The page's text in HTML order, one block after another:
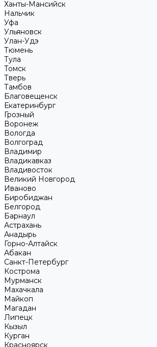
Ханты-Мансийск
Нальчик
Уфа
Ульяновск
Улан-Удэ
Тюмень
Тула
Томск
Тверь
Тамбов
Благовещенск
Екатеринбург
Грозный
Воронеж
Вологда
Волгоград
Владимир
Владикавказ
Владивосток
Великий Новгород
Иваново
Биробиджан
Белгород
Барнаул
Астрахань
Анадырь
Горно-Алтайск
Абакан
Санкт-Петербург
Кострома
Мурманск
Махачкала
Майкоп
Магадан
Липецк
Кызыл
Курган
Красноярск